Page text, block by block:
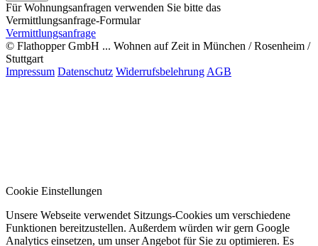
Für Wohnungsanfragen verwenden Sie bitte das
Vermittlungsanfrage-Formular
Vermittlungsanfrage
© Flathopper GmbH ... Wohnen auf Zeit in München / Rosenheim /
Stuttgart
Impressum Datenschutz Widerrufsbelehrung AGB
Cookie Einstellungen
Unsere Webseite verwendet Sitzungs-Cookies um verschiedene
Funktionen bereitzustellen. Außerdem würden wir gern Google
Analytics einsetzen, um unser Angebot für Sie zu optimieren. Es